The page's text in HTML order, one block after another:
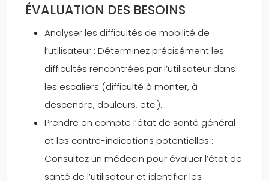
ÉVALUATION DES BESOINS
Analyser les difficultés de mobilité de
l’utilisateur : Déterminez précisément les
difficultés rencontrées par l’utilisateur dans
les escaliers (difficulté à monter, à
descendre, douleurs, etc.).
Prendre en compte l’état de santé général
et les contre-indications potentielles :
Consultez un médecin pour évaluer l’état de
santé de l’utilisateur et identifier les